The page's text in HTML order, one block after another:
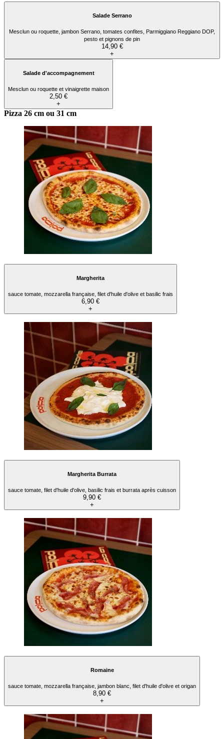
Salade Serrano
Mesclun ou roquette, jambon Serrano, tomates confites, Parmiggiano Reggiano DOP,
pesto et pignons de pin
14,90 €
+
Salade d'accompagnement
Mesclun ou roquette et vinaigrette maison
2,50 €
+
Pizza 26 cm ou 31 cm
Margherita
sauce tomate, mozzarella française, filet d'huile d'olive et basilic frais
6,90 €
+
Margherita Burrata
sauce tomate, filet d'huile d'olive, basilic frais et burrata après cuisson
9,90 €
+
Romaine
sauce tomate, mozzarella française, jambon blanc, filet d'huile d'olive et origan
8,90 €
+